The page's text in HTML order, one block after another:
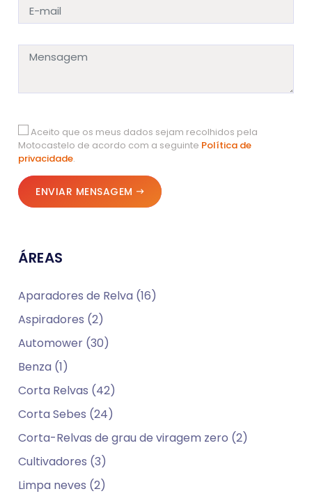
Aceito que os meus dados sejam recolhidos pela
Motocastelo de acordo com a seguinte Política de
privacidade.
ENVIAR MENSAGEM
ÁREAS
Aparadores de Relva (16)
Aspiradores (2)
Automower (30)
Benza (1)
Corta Relvas (42)
Corta Sebes (24)
Corta-Relvas de grau de viragem zero (2)
Cultivadores (3)
Limpa neves (2)